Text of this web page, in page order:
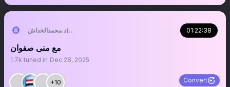
01:22:38
‏‏‏‏‏‏‏‏‏‏‏‏‏‏‏‏‏‏‏‏‏‏‏‏‏‏‏‏‏‏‏‏‏‏‏‏‏‏‏‏‏‏‏‏‏‏‏‏‏‏‏‏‏‏‏‏‏‏مع منى صفوان
1.7k tuned in Dec 28, 2025
+10 Convert